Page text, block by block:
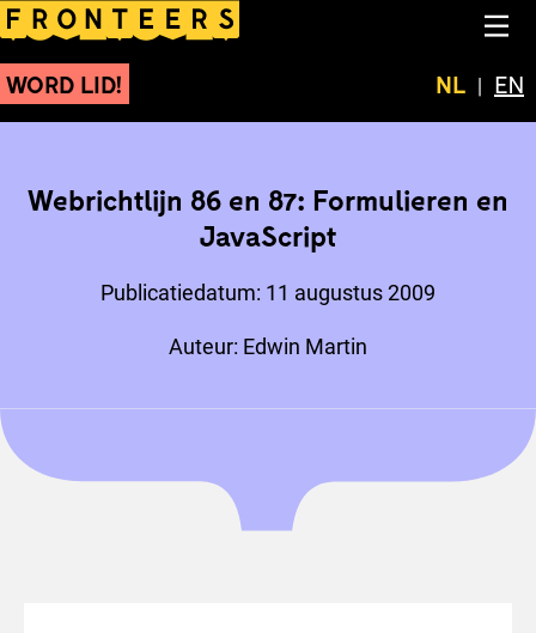
Webrichtlijn 86 en 87:
WORD LID! Huidige
NL EN
Webrichtlijn 86 en 87: Formulieren en
JavaScript
Publicatiedatum: 11 augustus 2009
Auteur: Edwin Martin